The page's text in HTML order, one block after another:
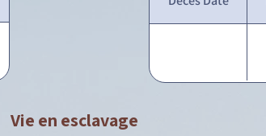
Vie en esclavage